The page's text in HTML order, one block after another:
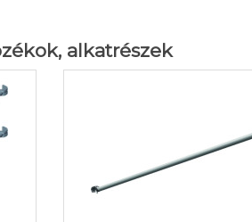
alkatrészek